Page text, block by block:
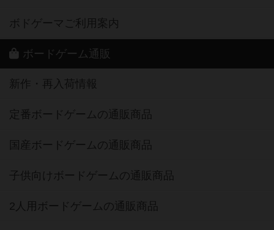
ボドゲーマご利用案内
ボードゲーム通販
新作・再入荷情報
定番ボードゲームの通販商品
国産ボードゲームの通販商品
子供向けボードゲームの通販商品
2人用ボードゲームの通販商品